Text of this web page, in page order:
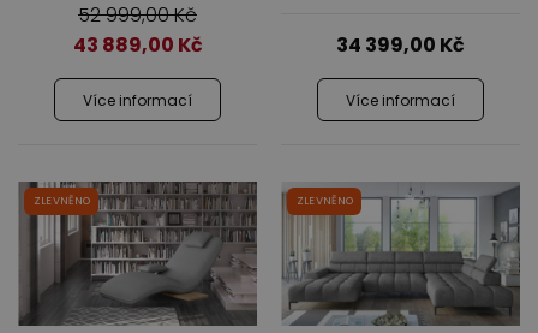
52 999,00Kč
43 889,00 Kč
Více informací
34 399,00 Kč
Více informací
ZLEVNĚNO ZLEVNĚNO